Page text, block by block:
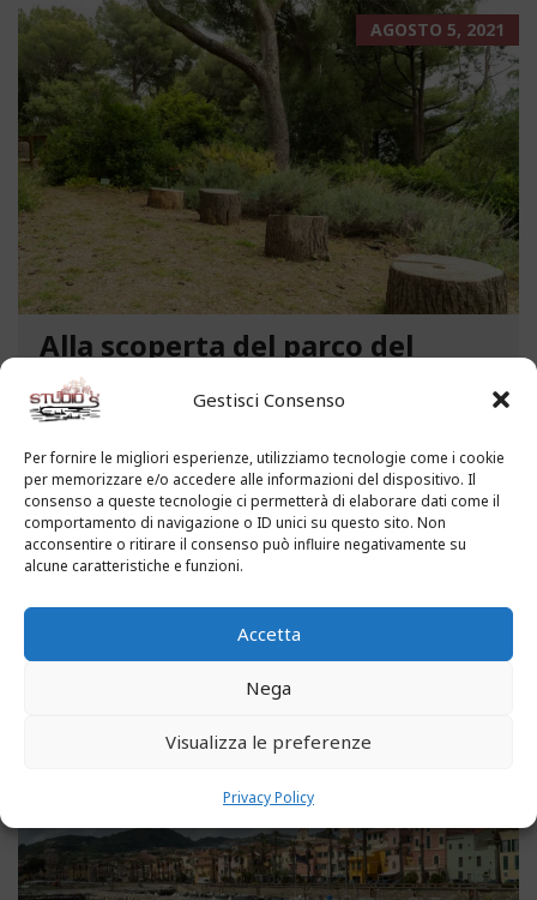
Gestisci Consenso
Per fornire le migliori esperienze, utilizziamo tecnologie come i cookie
per memorizzare e/o accedere alle informazioni del dispositivo. Il
consenso a queste tecnologie ci permetterà di elaborare dati come il
comportamento di navigazione o ID unici su questo sito. Non
acconsentire o ritirare il consenso può influire negativamente su
alcune caratteristiche e funzioni.
Accetta
Nega
Visualizza le preferenze
Privacy Policy
AGOSTO 5, 2021
Alla scoperta del parco del
Benessere “Giacomo Filippo
Novaro” a Costarainera
A pochi passi dal mare, un angolo verde di
paradiso affascina i visitatori. Stiamo parlando del
Parco del Benessere “Giacomo Filippo Novaro” di
Costarainera nella Riviera dei Fiori. Un tempo
parco degli ex ospedali Novaro e...